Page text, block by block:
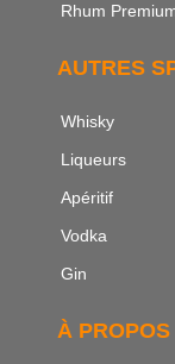
Rhum
AUTRES
Whisky
Liqueurs
Apéritif
Vodka
Gin
À PROPOS